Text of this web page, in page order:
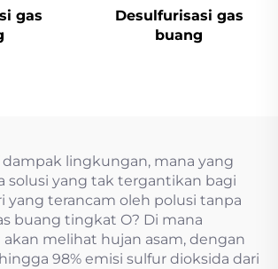
gas
Desulfurisasi gas
buang
lingkungan, mana yang
solusi yang tak tergantikan bagi
yang terancam oleh polusi tanpa
buang tingkat O? Di mana
akan melihat hujan asam, dengan
98% emisi sulfur dioksida dari